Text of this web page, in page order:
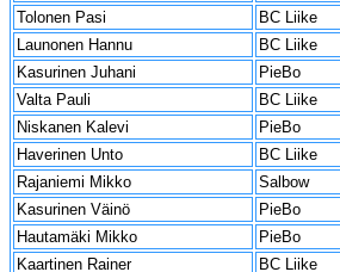
Tolonen Pasi
BC Liike
Launonen Hannu
BC Liike
Kasurinen Juhani
PieBo
Valta Pauli
BC Liike
Niskanen Kalevi
PieBo
Haverinen Unto
BC Liike
Rajaniemi Mikko
Salbow
Kasurinen Väinö
PieBo
Hautamäki Mikko
PieBo
Kaartinen Rainer
BC Liike